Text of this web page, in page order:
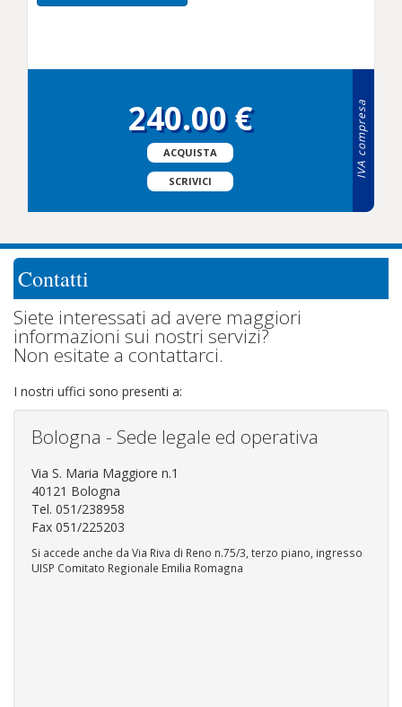
240.00 €
ACQUISTA
SCRIVICI
IVA compresa
Contatti
Siete interessati ad avere maggiori
informazioni sui nostri servizi?
Non esitate a contattarci.
I nostri uffici sono presenti a:
Bologna - Sede legale ed operativa
Via S. Maria Maggiore n.1
40121 Bologna
Tel. 051/238958
Fax 051/225203
Si accede anche da Via Riva di Reno n.75/3, terzo piano, ingresso
UISP Comitato Regionale Emilia Romagna